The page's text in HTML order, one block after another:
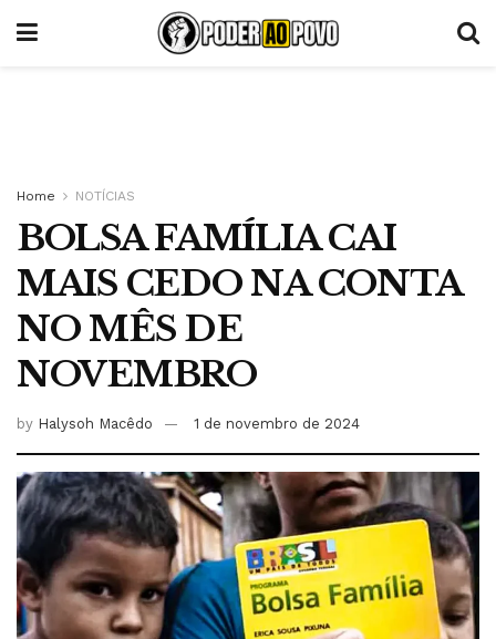
Home NOTÍCIAS
BOLSA FAMÍLIA CAI
MAIS CEDO NA CONTA
NO MÊS DE
NOVEMBRO
by Halysoh Macêdo 1 de novembro de 2024